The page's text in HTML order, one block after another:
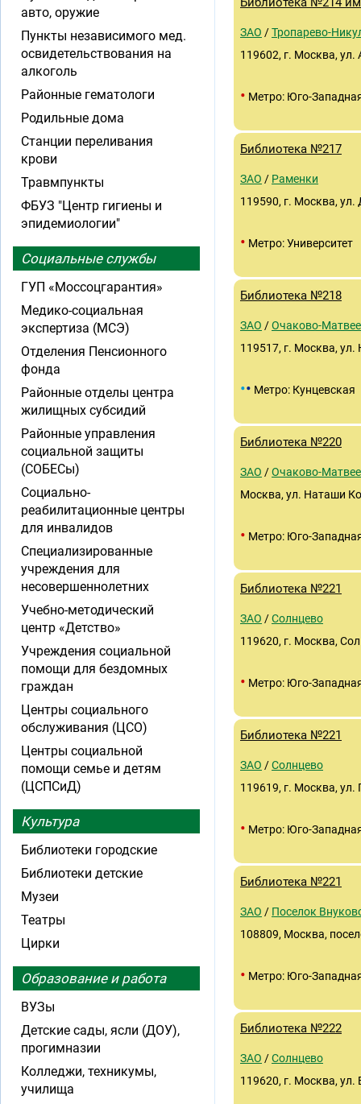
ЗАО /Тропарево-
119602, г. Москва,
• Метро: Юго-
Библиотека №217
ЗАО / Раменки
119590, г. Москва,
• Метро: Университет
Библиотека №218
ЗАО /Очаково-
119517, г. Москва,
•• Метро: Кунцевская
Библиотека №220
ЗАО /Очаково-
Москва, ул. Наташи
• Метро: Юго-
Библиотека №221
ЗАО /Солнцево
119620, г. Москва,
• Метро: Юго-
Библиотека №221
ЗАО /Солнцево
119619, г. Москва, ул.
• Метро: Юго-
Библиотека №221
ЗАО / Поселок
108809, Москва,
• Метро: Юго-
Библиотека №222
ЗАО /Солнцево
119620, г. Москва, ул.
авто, оружие
Пункты независимого мед.
освидетельствования на
алкоголь
Районные гематологи
Родильные дома
Станции переливания
крови
Травмпункты
ФБУЗ "Центр гигиены и
эпидемиологии"
Социальные службы
ГУП «Моссоцгарантия»
Медико-социальная
экспертиза (МСЭ)
Отделения Пенсионного
фонда
Районные отделы центра
жилищных субсидий
Районные управления
социальной защиты
(СОБЕСы)
Социально-
реабилитационные центры
для инвалидов
Специализированные
учреждения для
несовершеннолетних
Учебно-методический
центр «Детство»
Учреждения социальной
помощи для бездомных
граждан
Центры социального
обслуживания (ЦСО)
Центры социальной
помощи семье и детям
(ЦСПСиД)
Культура
Библиотеки городские
Библиотеки детские
Музеи
Театры
Цирки
Образование и работа
ВУЗы
Детские сады, ясли (ДОУ),
прогимназии
Колледжи, техникумы,
училища